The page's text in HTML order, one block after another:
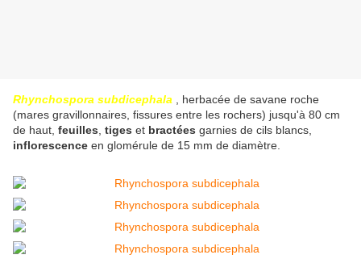
Rhynchospora subdicephala , herbacée de savane roche
(mares gravillonnaires, fissures entre les rochers) jusqu'à 80 cm
de haut, feuilles tiges et bractées garnies de cils blancs,
inflorescence en glomérule de 15 mm de diamètre.